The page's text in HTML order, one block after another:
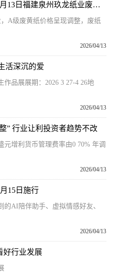
焦点观察：生意社：2026年4月13日福建泉州玖龙纸业废纸收购价格上调
A级废黄纸价格呈现调整，废纸
2026/04/13
活深沉的爱
品展展期：2026 3 27-4 26地
2026/04/13
” 行业让利投资者趋势不改
元增利货币管理费率由0 70% 年调
2026/04/13
15日施行
AI陪伴助手、虚拟情感好友、
2026/04/13
好行业发展